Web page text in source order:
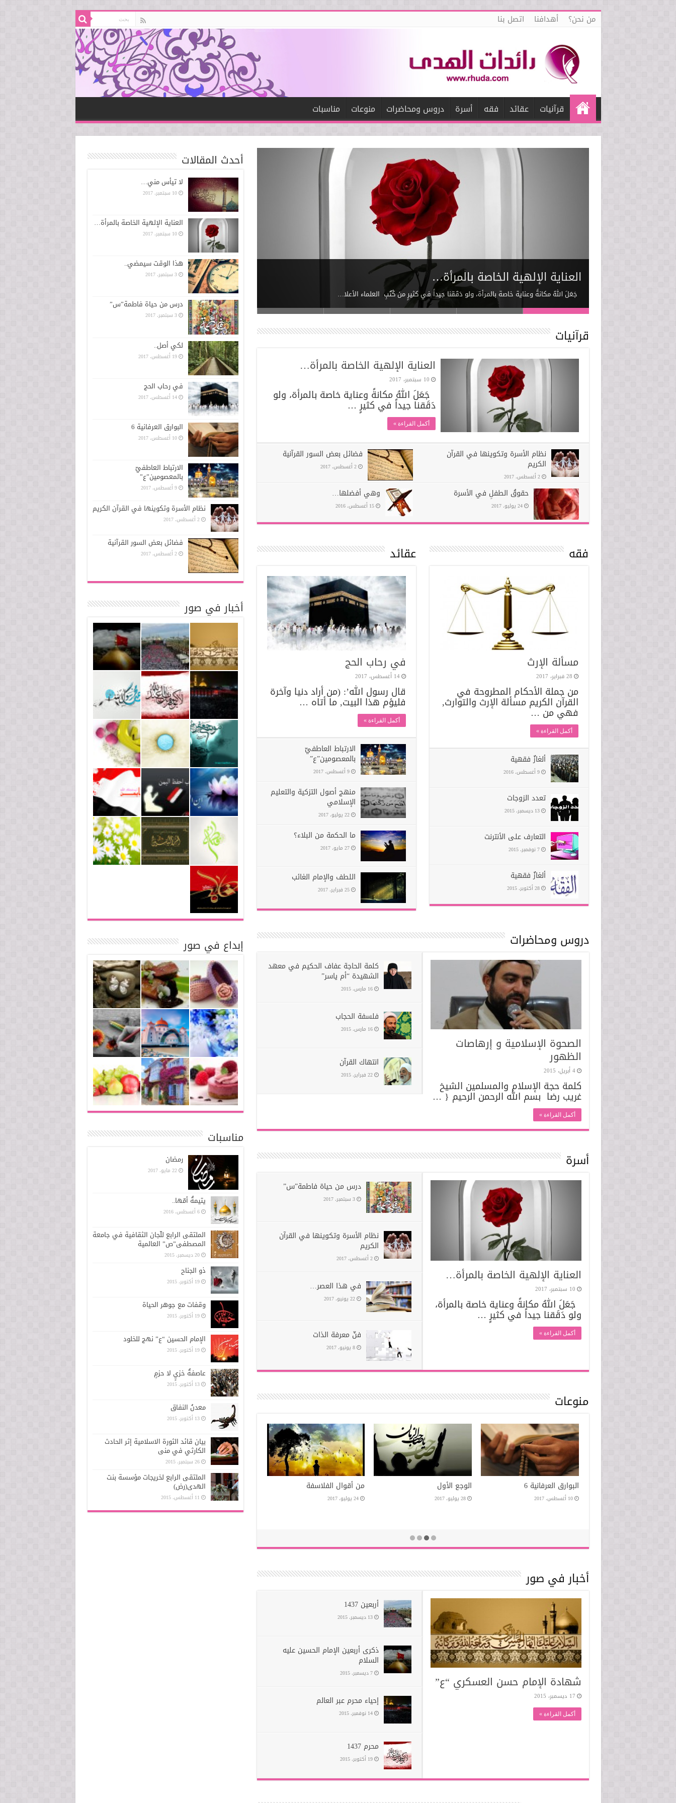
من نحن؟ أهدافنا اتصل بنا
قرآنيات عقائد فقه أسرة دروس ومحاضرات منوعات مناسبات
العناية الإلهية الخاصة بالمرأة…
جَعَلَ اللهُ مكانةً وعناية خاصة بالمرأة، ولو دَقَقنا جيداً في کثيرٍ من کُتُبِ العلماء الأعلا…
درس من حياة فاطمة”س”
في رحاب الحج
البوارق العرفانية 6
الارتباط العاطفيّ بالمعصومين”ع”
قرآنيات
العناية الإلهية الخاصة بالمرأة…
10 سبتمبر، 2017
جَعَلَ اللهُ مكانةً وعناية خاصة بالمرأة، ولو
دَقَقنا جيداً في کثيرٍ …
أكمل القراءة »
نظام الأسرة وتكوينها في القرآن
الكريم
2 أغسطس، 2017
فضائل بعض السور القرآنية
2 أغسطس، 2017
حقوقُ الطفلِ في الأسرة
24 يوليو، 2017
وهي أفضلها…
15 أغسطس، 2016
عقائد
في رحاب الحج
14 أغسطس، 2017
قال رسول الله’: (من أراد دنيا وآخرة
فليؤم هذا البيت, ما أتاه …
أكمل القراءة »
الارتباط العاطفيّ
بالمعصومين”ع”
9 أغسطس، 2017
منهج أصول التزكية والتعليم
الإسلامي
22 يوليو، 2017
ما الحكمة من البلاء؟
27 مايو، 2017
اللطف والإمام الغائب
25 فبراير، 2017
فقه
مسألة الإرث
28 فبراير، 2017
من جملة الأحكام المطروحة في
القرآن الكريم مسألة الإرث والتوارث,
فهي من …
أكمل القراءة »
ألغازٌ فقهية
9 أغسطس، 2016
تعدد الزوجات
13 ديسمبر، 2015
التعارف على الأنترنت
7 نوفمبر، 2015
ألغازٌ فقهية
28 أكتوبر، 2015
دروس ومحاضرات
الصحوة الإسلامية و إرهاصات
الظهور
4 أبريل، 2015
كلمة حجة الإسلام والمسلمين الشيخ
غريب رضا بسم الله الرحمن الرحيم { …
أكمل القراءة »
كلمة الحاجة عفاف الحكيم في معهد
الشهيدة “أم ياسر”
16 مارس، 2015
فلسفة الحجاب
16 مارس، 2015
انتهاك القرآن
22 فبراير، 2015
أسرة
العناية الإلهية الخاصة بالمرأة…
10 سبتمبر، 2017
جَعَلَ اللهُ مكانةً وعناية خاصة بالمرأة،
ولو دَقَقنا جيداً في کثيرٍ …
أكمل القراءة »
درس من حياة فاطمة”س”
3 سبتمبر، 2017
نظام الأسرة وتكوينها في القرآن
الكريم
2 أغسطس، 2017
في هذا العصر…
22 يونيو، 2017
فنّ معرفة الذات
8 يونيو، 2017
منوعات
البوارق العرفانية 6
10 أغسطس، 2017
من أقوال الفلاسفة
أخبار في صور
شهادة الإمام حسن العسكري “ع”
17 ديسمبر، 2015
أكمل القراءة »
أربعین 1437
13 ديسمبر، 2015
ذكرى أربعين الإمام الحسين عليه
السلام
7 ديسمبر، 2015
إحياء محرم عبر العالم
14 نوفمبر، 2015
محرم 1437
19 أكتوبر، 2015
أحدث المقالات
لا تيأس مني…
10 سبتمبر، 2017
العناية الإلهية الخاصة بالمرأة…
10 سبتمبر، 2017
هذا الوقت سيمضي..
3 سبتمبر، 2017
درس من حياة فاطمة”س”
3 سبتمبر، 2017
لكي أصل..
19 أغسطس، 2017
في رحاب الحج
14 أغسطس، 2017
البوارق العرفانية 6
10 أغسطس، 2017
الارتباط العاطفيّ
بالمعصومين”ع”
9 أغسطس، 2017
نظام الأسرة وتكوينها في القرآن الكريم
2 أغسطس، 2017
فضائل بعض السور القرآنية
2 أغسطس، 2017
أخبار في صور
إبداع في صور
مناسبات
رمضان
22 مايو، 2017
يتيمةُ أمّها..
6 أغسطس، 2016
الملتقى الرابع للّجان الثقافية في جامعة
المصطفى”ص” العالمية
20 ديسمبر، 2015
ذو الجناح
19 أكتوبر، 2015
وقفات مع جوهر الحياة
19 أكتوبر، 2015
الإمام الحسين “ع” نهج للخلود
19 أكتوبر، 2015
عاصفةُ خزيٍ لا حزمٍ
13 أكتوبر، 2015
معدنُ النفاق
13 أكتوبر، 2015
بيان قائد الثورة الاسلامیة إثر الحادث
الکارثي في منی
26 سبتمبر، 2015
الملتقى الرابع لخريجات مؤسسة بنت
الهدى(رض)
11 أغسطس، 2015